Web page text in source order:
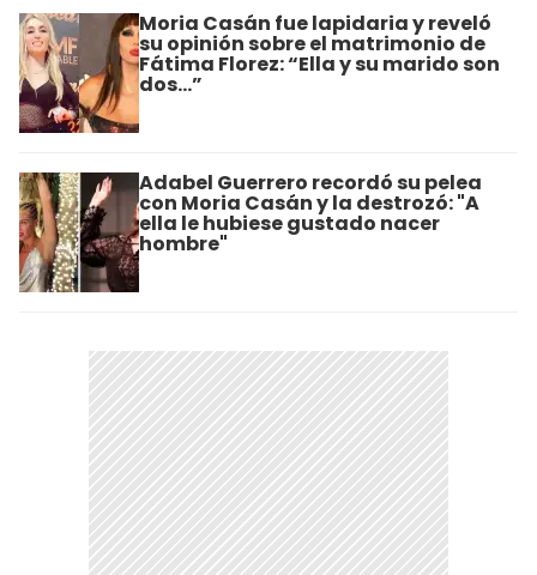
Moria Casán fue lapidaria y reveló
su opinión sobre el matrimonio de
Fátima Florez: “Ella y su marido son
dos…”
Adabel Guerrero recordó su pelea
con Moria Casán y la destrozó: "A
ella le hubiese gustado nacer
hombre"